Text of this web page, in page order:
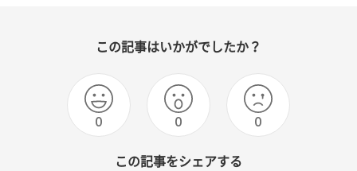
この記事はいかがでしたか？
0 0 0
この記事をシェアする